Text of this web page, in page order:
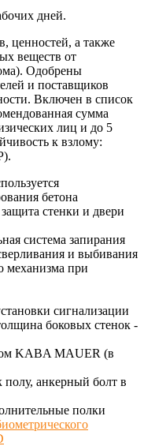
дней.
ценностей, а также
веществ от
Одобрены
и поставщиков
Включен в список
сумма
лиц и до 5
к взлому:
бетона
стенки и двери
система запирания
и выбивания
механизма при
сигнализации
боковых стенок -
KABA MAUER (в
полу, анкерный болт в
полки